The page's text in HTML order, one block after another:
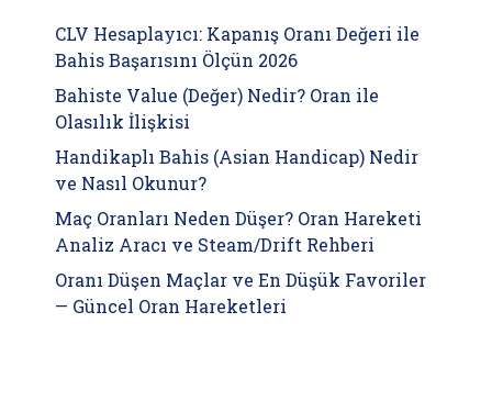
CLV Hesaplayıcı: Kapanış Oranı Değeri ile
Bahis Başarısını Ölçün 2026
Bahiste Value (Değer) Nedir? Oran ile
Olasılık İlişkisi
Handikaplı Bahis (Asian Handicap) Nedir
ve Nasıl Okunur?
Maç Oranları Neden Düşer? Oran Hareketi
Analiz Aracı ve Steam/Drift Rehberi
Oranı Düşen Maçlar ve En Düşük Favoriler
— Güncel Oran Hareketleri